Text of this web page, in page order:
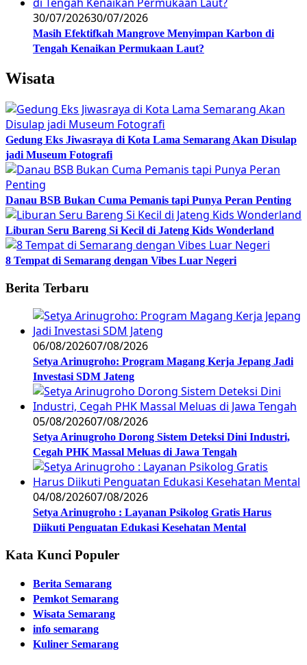
30/07/202630/07/2026
Masih Efektifkah Mangrove Menyimpan Karbon di
Tengah Kenaikan Permukaan Laut?
Wisata
Gedung Eks Jiwasraya di Kota Lama Semarang Akan Disulap
jadi Museum Fotografi
Danau BSB Bukan Cuma Pemanis tapi Punya Peran Penting
Liburan Seru Bareng Si Kecil di Jateng Kids Wonderland
8 Tempat di Semarang dengan Vibes Luar Negeri
Berita Terbaru
06/08/202607/08/2026
Setya Arinugroho: Program Magang Kerja Jepang Jadi
Investasi SDM Jateng
05/08/202607/08/2026
Setya Arinugroho Dorong Sistem Deteksi Dini Industri,
Cegah PHK Massal Meluas di Jawa Tengah
04/08/202607/08/2026
Setya Arinugroho : Layanan Psikolog Gratis Harus
Diikuti Penguatan Edukasi Kesehatan Mental
Kata Kunci Populer
Berita Semarang
Pemkot Semarang
Wisata Semarang
info semarang
Kuliner Semarang